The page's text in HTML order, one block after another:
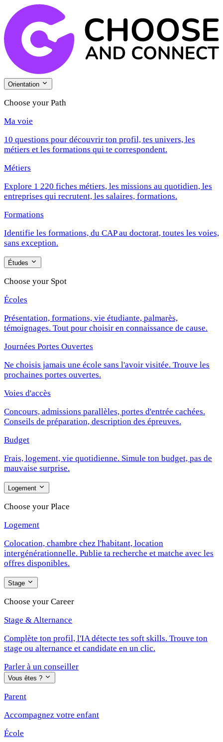
Orientation
Choose your Path
Ma voie
10 questions pour découvrir ton profil, tes univers, les
métiers et les formations qui te correspondent.
Métiers
Explore 1 220 fiches métiers, les missions au quotidien, les
entreprises qui recrutent, les salaires, formations.
Formations
Identifie les formations, du CAP au doctorat, toutes les voies,
sans exception.
Études
Choose your Spot
Écoles
Présentation, formations, vie étudiante, palmarès,
témoignages. Tout pour choisir en connaissance de cause.
Journées Portes Ouvertes
Ne choisis jamais une école sans l'avoir visitée. Trouve les
prochaines portes ouvertes.
Voies d'accès
Concours, admissions parallèles, portes d'entrée cachées.
Conseils de préparation, description des épreuves.
Budget
Frais, logement, vie quotidienne. Simule ton budget, pas de
mauvaise surprise.
Logement
Choose your Place
Logement
Colocation, chambre chez l'habitant, location
intergénérationnelle. Publie ta recherche et matche avec les
offres disponibles.
Stage
Choose your Career
Stage & Alternance
Complète ton profil, l'IA détecte tes soft skills. Trouve ton
stage ou alternance et candidate en un clic.
Parler à un conseiller
Vous êtes ?
Parent
Accompagnez votre enfant
École